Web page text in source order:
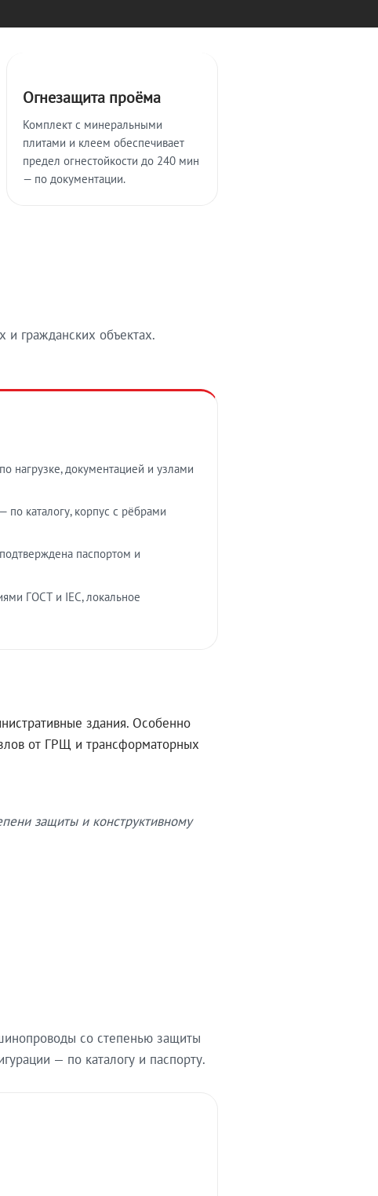
Огнезащита проёма
Комплект с минеральными
плитами и клеем обеспечивает
предел огнестойкости до 240 мин
— по документации.
гражданских объектах.
нагрузке, документацией и узлами
каталогу, корпус с рёбрами
паспортом и
ГОСТ и IEC, локальное
здания. Особенно
от ГРЩ и трансформаторных
защиты и конструктивному
со степенью защиты
— по каталогу и паспорту.